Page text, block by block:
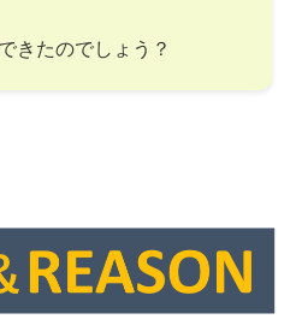
きたのでしょう？